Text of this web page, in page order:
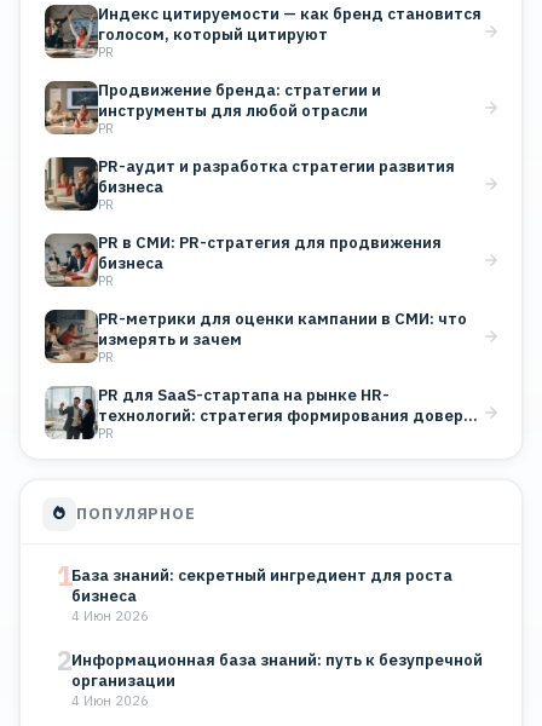
Индекс цитируемости — как бренд становится
голосом, который цитируют
PR
Продвижение бренда: стратегии и
инструменты для любой отрасли
PR
PR-аудит и разработка стратегии развития
бизнеса
PR
PR в СМИ: PR-стратегия для продвижения
бизнеса
PR
PR-метрики для оценки кампании в СМИ: что
измерять и зачем
PR
PR для SaaS-стартапа на рынке HR-
технологий: стратегия формирования доверия
B2B-клиентов
PR
ПОПУЛЯРНОЕ
1База знаний: секретный ингредиент для роста
бизнеса
4 Июн 2026
2Информационная база знаний: путь к безупречной
организации
4 Июн 2026